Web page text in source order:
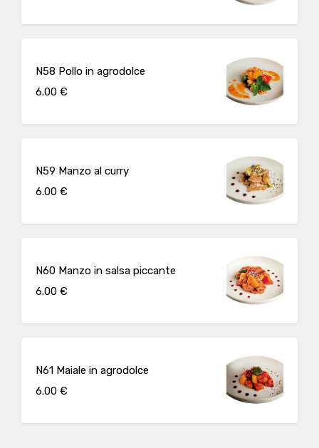
N58 Pollo in agrodolce
6.00 €
N59 Manzo al curry
6.00 €
N60 Manzo in salsa piccante
6.00 €
N61 Maiale in agrodolce
6.00 €